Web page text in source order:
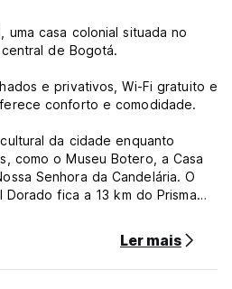
uma casa colonial situada no
de Bogotá.
e privativos, Wi-Fi gratuito e
conforto e comodidade.
da cidade enquanto
como o Museu Botero, a Casa
Senhora da Candelária. O
fica a 13 km do Prisma
dia antes da chegada. Em caso
Ler mais